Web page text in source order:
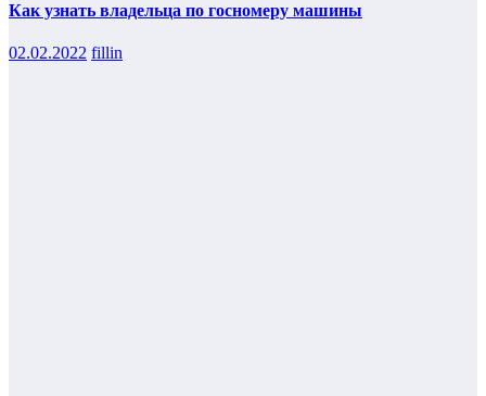
Как узнать владельца по госномеру машины
02.02.2022 fillin